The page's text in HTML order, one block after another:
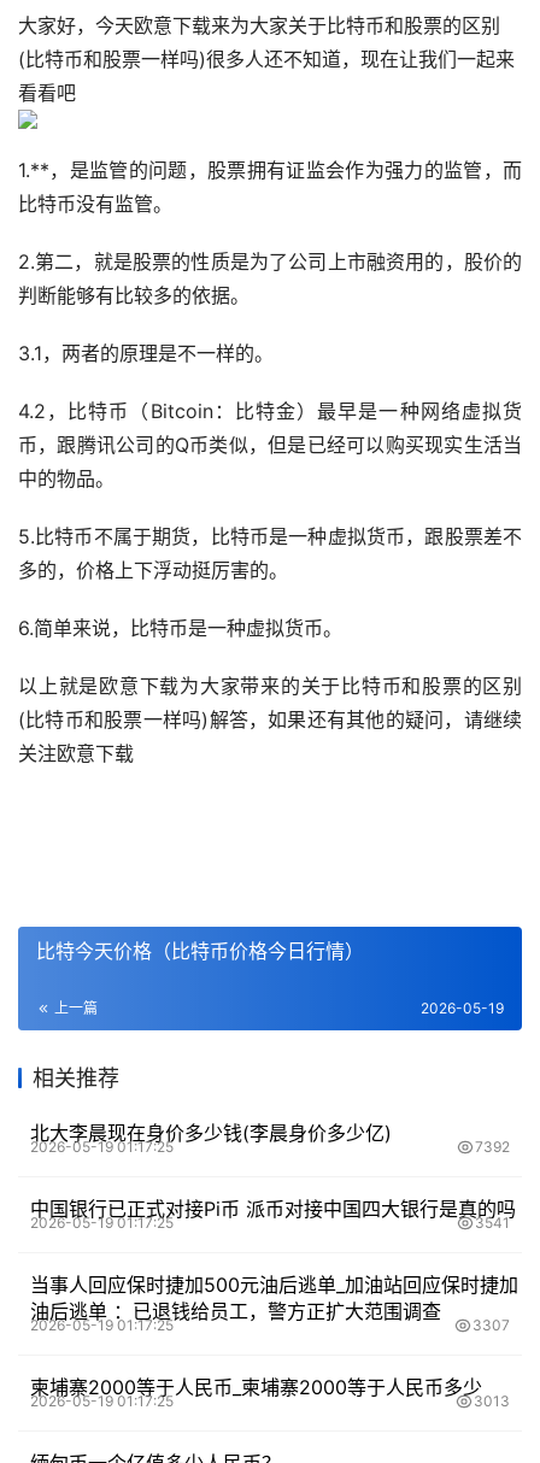
大家好，今天欧意下载来为大家关于比特币和股票的区别
(比特币和股票一样吗)很多人还不知道，现在让我们一起来
看看吧
1.**，是监管的问题，股票拥有证监会作为强力的监管，而
比特币没有监管。
2.第二，就是股票的性质是为了公司上市融资用的，股价的
判断能够有比较多的依据。
3.1，两者的原理是不一样的。
4.2，比特币（Bitcoin：比特金）最早是一种网络虚拟货
币，跟腾讯公司的Q币类似，但是已经可以购买现实生活当
中的物品。
5.比特币不属于期货，比特币是一种虚拟货币，跟股票差不
多的，价格上下浮动挺厉害的。
6.简单来说，比特币是一种虚拟货币。
以上就是欧意下载为大家带来的关于比特币和股票的区别
(比特币和股票一样吗)解答，如果还有其他的疑问，请继续
关注欧意下载
比特今天价格（比特币价格今日行情）
上一篇 2026-05-19
相关推荐
北大李晨现在身价多少钱(李晨身价多少亿)
2026-05-19 01:17:25 7392
中国银行已正式对接Pi币 派币对接中国四大银行是真的吗
2026-05-19 01:17:25 3541
当事人回应保时捷加500元油后逃单_加油站回应保时捷加
油后逃单 ：已退钱给员工，警方正扩大范围调查
2026-05-19 01:17:25 3307
柬埔寨2000等于人民币_柬埔寨2000等于人民币多少
2026-05-19 01:17:25 3013